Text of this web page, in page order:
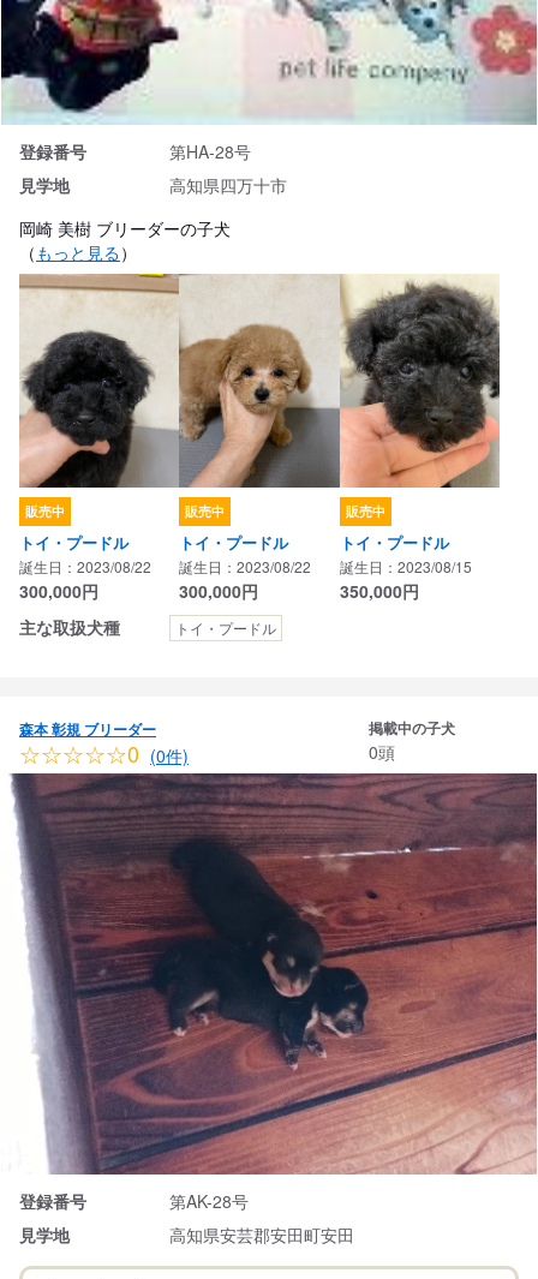
登録番号
第HA-28号
見学地
高知県四万十市
岡崎 美樹 ブリーダーの子犬
（ もっと見る）
販売中
トイ・プードル
誕生日：2023/08/22
300,000円
販売中
トイ・プードル
誕生日：2023/08/22
300,000円
販売中
トイ・プードル
誕生日：2023/08/15
350,000円
主な取扱犬種
トイ・プードル
森本 彰規 ブリーダー
☆☆☆☆☆0 (0件)
掲載中の子犬
0頭
登録番号
第AK-28号
見学地
高知県安芸郡安田町安田